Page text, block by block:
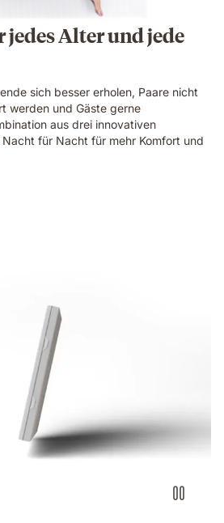
Alter und jede
sich besser erholen, Paare nicht
werden und Gäste gerne
aus drei innovativen
für Nacht für mehr Komfort und